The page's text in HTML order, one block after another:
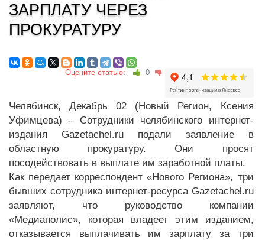
ЗАРПЛАТУ ЧЕРЕЗ
ПРОКУРАТУРУ
Оцените статью: 0
Челябинск, Декабрь 02 (Новый Регион, Ксения
Уфимцева) – Сотрудники челябинского интернет-
издания Gazetachel.ru подали заявление в
областную прокуратуру. Они просят
посодействовать в выплате им заработной платы.
Как передает корреспондент «Нового Региона», три
бывших сотрудника интернет-ресурса Gazetachel.ru
заявляют, что руководство компании
«Медиаполис», которая владеет этим изданием,
отказывается выплачивать им зарплату за три